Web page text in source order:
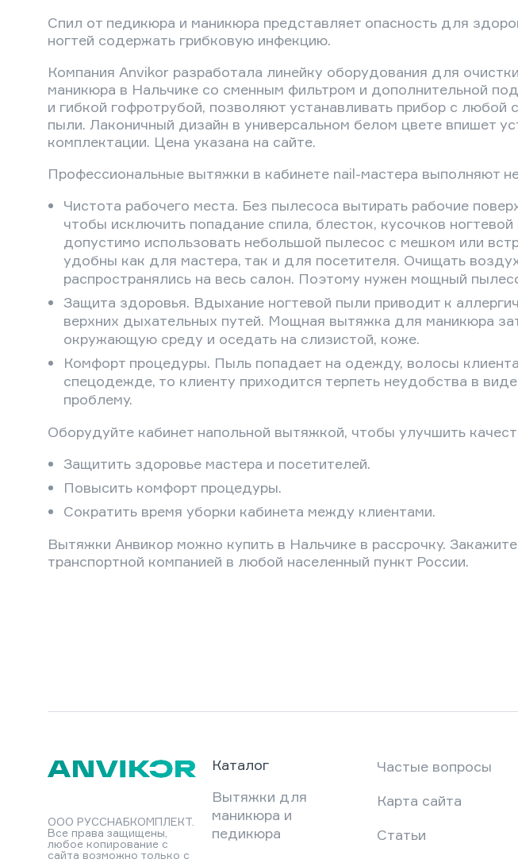
Спил от педикюра и маникюра представляет опасность для
ногтей содержать грибковую инфекцию.
Компания Anvikor разработала линейку оборудования для
маникюра в Нальчике со сменным фильтром и дополнительной
и гибкой гофротрубой, позволяют устанавливать прибор с
пыли. Лаконичный дизайн в универсальном белом цвете впишет
комплектации. Цена указана на сайте.
Профессиональные вытяжки в кабинете nail-мастера выполняют
Чистота рабочего места. Без пылесоса вытирать рабочие
чтобы исключить попадание спила, блесток, кусочков
допустимо использовать небольшой пылесос с мешком или
удобны как для мастера, так и для посетителя. Очищать
распространялись на весь салон. Поэтому нужен мощный
Защита здоровья. Вдыхание ногтевой пыли приводит к
верхних дыхательных путей. Мощная вытяжка для маникюра
окружающую среду и оседать на слизистой, коже.
Комфорт процедуры. Пыль попадает на одежду, волосы
спецодежде, то клиенту приходится терпеть неудобства в
проблему.
Оборудуйте кабинет напольной вытяжкой, чтобы улучшить
Защитить здоровье мастера и посетителей.
Повысить комфорт процедуры.
Сократить время уборки кабинета между клиентами.
Вытяжки Анвикор можно купить в Нальчике в рассрочку.
транспортной компанией в любой населенный пункт России.
ООО РУССНАБКОМПЛЕКТ.
Все права защищены,
любое копирование с
сайта возможно только с
Каталог
Вытяжки для
маникюра и
педикюра
Частые вопросы
Карта сайта
Статьи